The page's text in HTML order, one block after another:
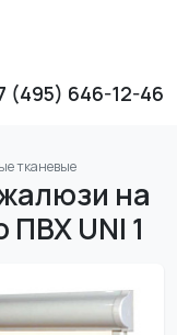
(495) 646-12-46
тканевые
на
UNI 1